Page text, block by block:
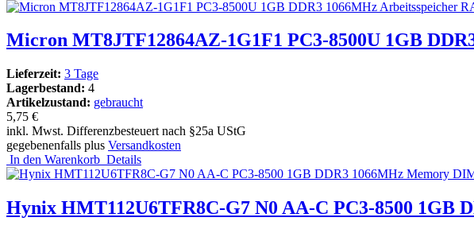
Micron MT8JTF12864AZ-1G1F1 PC3-8500U 1GB
Lieferzeit: 3 Tage
Lagerbestand: 4
Artikelzustand: gebraucht
5,75 €
inkl. Mwst. Differenzbesteuert nach §25a UStG
gegebenenfalls plus Versandkosten
In den Warenkorb Details
Hynix HMT112U6TFR8C-G7 N0 AA-C PC3-8500